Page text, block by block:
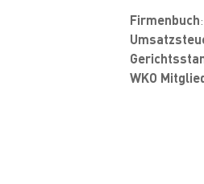
Firmenbuch
WKO